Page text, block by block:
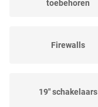
toebehoren
Firewalls
19" schakelaars